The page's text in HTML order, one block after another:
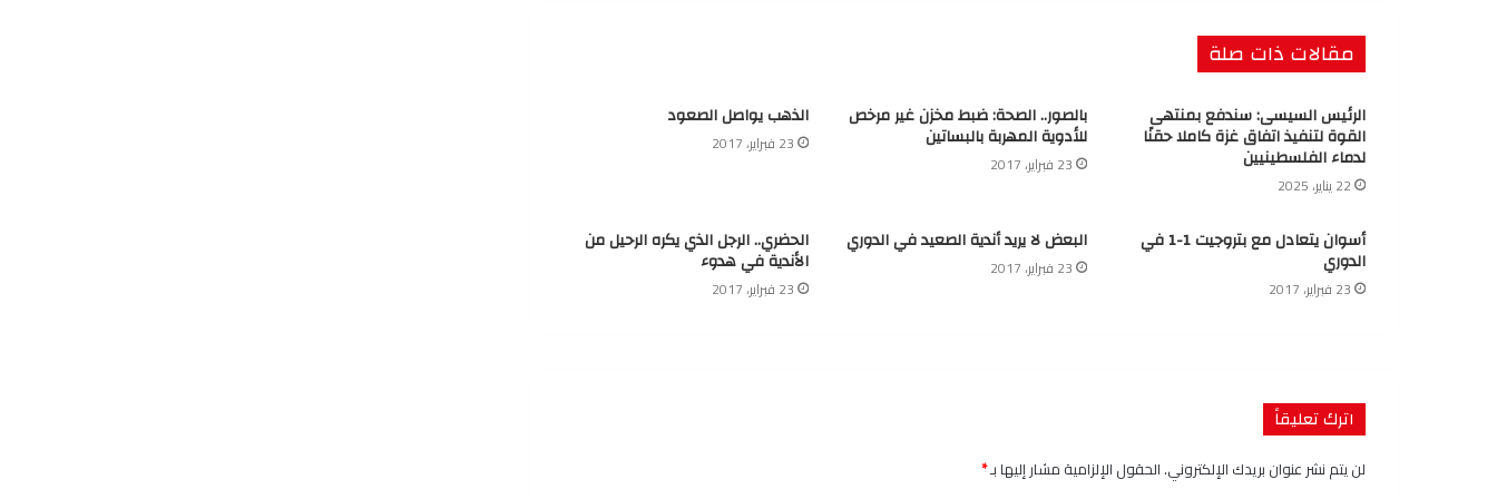
مقالات ذات صلة
الرئيس السيسى: سندفع بمنتهى
القوة لتنفيذ اتفاق غزة كاملا حقنًا
لدماء الفلسطينيين
22 يناير، 2025
بالصور.. الصحة: ضبط مخزن غير مرخص
للأدوية المهربة بالبساتين
23 فبراير، 2017
الذهب يواصل الصعود
23 فبراير، 2017
أسوان يتعادل مع بتروجيت 1-1 في
الدوري
23 فبراير، 2017
البعض لا يريد أندية الصعيد في الدوري
23 فبراير، 2017
الحضري.. الرجل الذي يكره الرحيل من
الأندية في هدوء
23 فبراير، 2017
اترك تعليقاً
لن يتم نشر عنوان بريدك الإلكتروني.الحقول الإلزامية مشار إليها بـ*